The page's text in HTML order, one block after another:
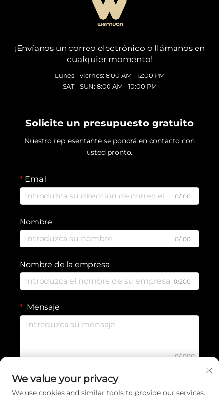
¡Envíanos un correo electrónico o llámanos en
cualquier momento!
Lunes - viernes: 8:00 AM - 12:00 PM
SAT - SUN: 8:00 AM - 10:00 PM
Solicite un presupuesto gratuito
Nuestro representante se pondrá en contacto con
usted pronto.
Email
0/100
Nombre
0/100
Nombre de la empresa
0/200
Mensaje
0/1000
Enviar
We value your privacy
We use cookies and similar tools to provide our services.